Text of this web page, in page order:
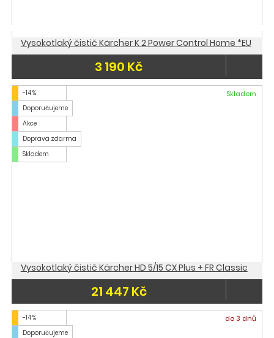
Vysokotlaký čistič Kärcher K 2 Power Control Home *EU
3 190 Kč
-14 %
Doporučujeme
Akce
Doprava zdarma
Skladem
Skladem
Vysokotlaký čistič Kärcher HD 5/15 CX Plus + FR Classic
21 447 Kč
-14 %
Doporučujeme
do 3 dnů